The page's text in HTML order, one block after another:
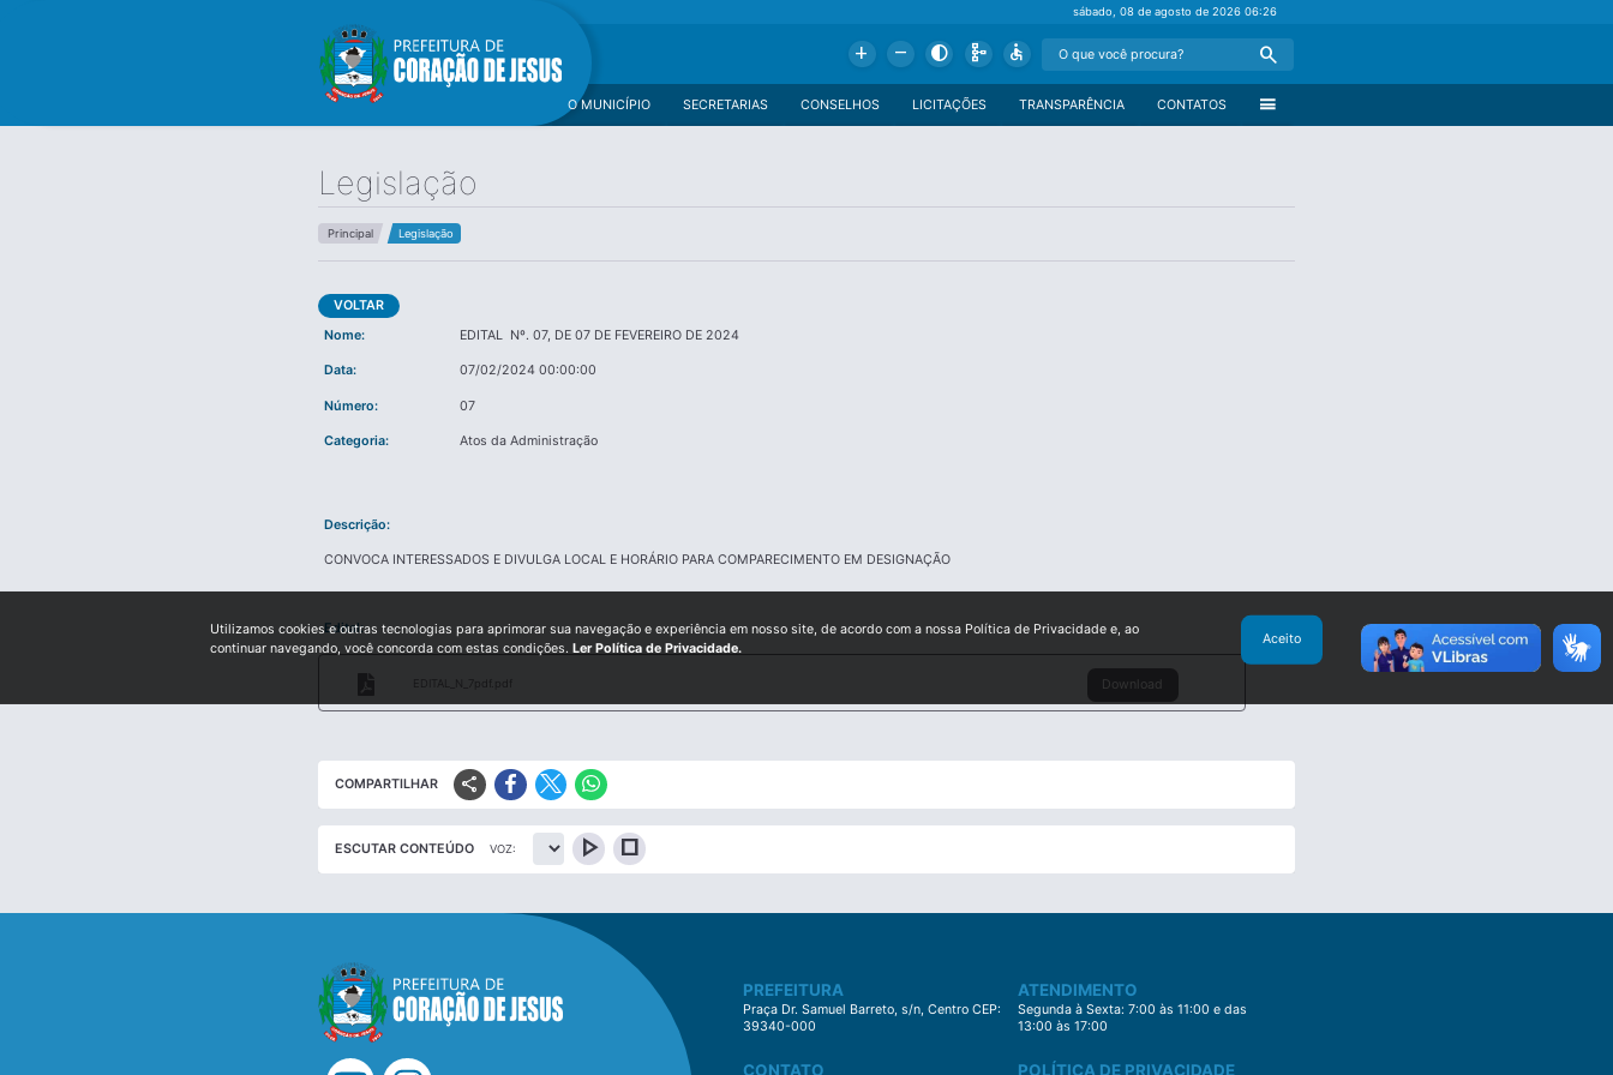
sábado, 08 de agosto de 202606:26
Add Remove Contrast Schema Accessible Search
menu
CONTATOS
TRANSPARÊNCIA
LICITAÇÕES
CONSELHOS
SECRETARIAS
O MUNICÍPIO
Legislação
Principal Legislação
VOLTAR
Nome:
EDITAL Nº. 07, DE 07 DE FEVEREIRO DE 2024
Data: 07/02/2024 00:00:00
Número: 07
Categoria: Atos da Administração
Descrição:
CONVOCA INTERESSADOS E DIVULGA LOCAL E HORÁRIO PARA COMPARECIMENTO EM DESIGNAÇÃO
Edital:
EDITAL_N_7pdf.pdf Download
COMPARTILHAR share
ESCUTAR CONTEÚDO VOZ: play_arrow stop
PREFEITURA
Praça Dr. Samuel Barreto, s/n, Centro CEP:
39340-000
ATENDIMENTO
Segunda à Sexta: 7:00 às 11:00 e das
13:00 às 17:00
CONTATO POLÍTICA DE PRIVACIDADE
Utilizamos cookies e outras tecnologias para aprimorar sua navegação e experiência em nosso site, de acordo com a nossa Política de Privacidade e, ao
continuar navegando, você concorda com estas condições. Ler Política de Privacidade.
Aceito